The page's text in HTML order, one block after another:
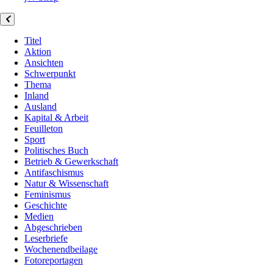
Titel
Aktion
Ansichten
Schwerpunkt
Thema
Inland
Ausland
Kapital & Arbeit
Feuilleton
Sport
Politisches Buch
Betrieb & Gewerkschaft
Antifaschismus
Natur & Wissenschaft
Feminismus
Geschichte
Medien
Abgeschrieben
Leserbriefe
Wochenendbeilage
Fotoreportagen